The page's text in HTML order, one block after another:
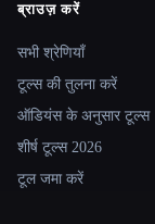
Site
ब्राउज़ करें
सभी श्रेणियाँ
टूल्स की तुलना करें
ऑडियंस के अनुसार टूल्स
शीर्ष टूल्स 2026
टूल जमा करें